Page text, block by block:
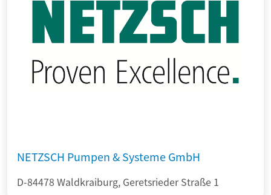
NETZSCH Pumpen & Systeme GmbH
D-84478 Waldkraiburg, Geretsrieder Straße 1